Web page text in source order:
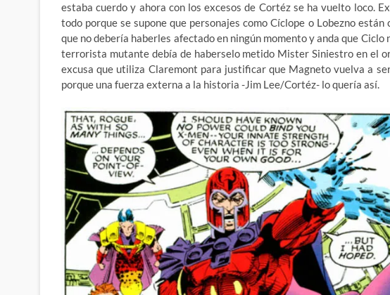
estaba cuerdo y ahora con los excesos de Cortéz se ha vuelto loco.
todo porque se supone que personajes como Cíclope o Lobezno
que no debería haberles afectado en ningún momento y anda que Ciclo
terrorista mutante debía de haberselo metido Mister Siniestro en el
excusa que utiliza Claremont para justificar que Magneto vuelva a
porque una fuerza externa a la historia -Jim Lee/Cortéz- lo quería así.